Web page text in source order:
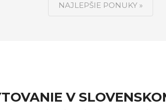
NAJLEPŠIE PONUKY »
V